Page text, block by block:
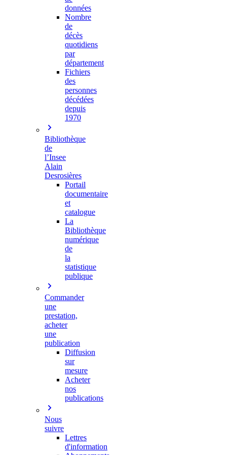
données
Nombre
de
décès
quotidiens
par
département
Fichiers
des
personnes
décédées
depuis
1970
Bibliothèque
de
l’Insee
Alain
Desrosières
Portail
documentaire
et
catalogue
La
Bibliothèque
numérique
de
la
statistique
publique
Commander
une
prestation,
acheter
une
publication
Diffusion
sur
mesure
Acheter
nos
publications
Nous
suivre
Lettres
d'information